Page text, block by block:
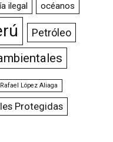
ilegal océanos
Petróleo
Rafael López Aliaga
Protegidas